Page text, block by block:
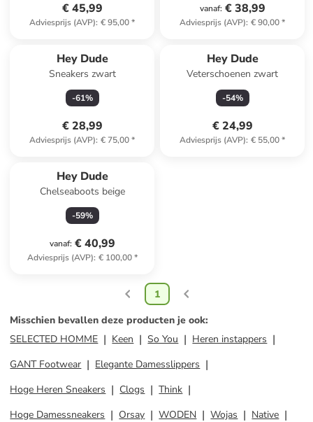
€ 45,99
Adviesprijs (AVP): € 95,00*
vanaf: € 38,99
Adviesprijs (AVP): € 90,00*
Hey Dude
Sneakers zwart
-61%
€ 28,99
Adviesprijs (AVP): € 75,00*
Hey Dude
Veterschoenen zwart
-54%
€ 24,99
Adviesprijs (AVP): € 55,00*
Hey Dude
Chelseaboots beige
-59%
vanaf: € 40,99
Adviesprijs (AVP): € 100,00*
1
Misschien bevallen deze producten je ook:
SELECTED HOMME
Keen So You
Heren instappers
GANT Footwear
Elegante Damesslippers
Hoge Heren Sneakers
Clogs
Think
Hoge Damessneakers
Orsay WODEN Wojas
Native